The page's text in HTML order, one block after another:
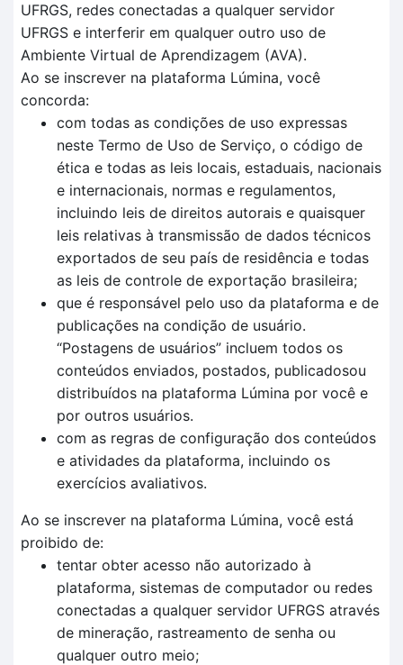
UFRGS, redes conectadas a qualquer servidor
UFRGS e interferir em qualquer outro uso de
Ambiente Virtual de Aprendizagem (AVA).
Ao se inscrever na plataforma Lúmina, você
concorda:
com todas as condições de uso expressas
neste Termo de Uso de Serviço, o código de
ética e todas as leis locais, estaduais, nacionais
e internacionais, normas e regulamentos,
incluindo leis de direitos autorais e quaisquer
leis relativas à transmissão de dados técnicos
exportados de seu país de residência e todas
as leis de controle de exportação brasileira;
que é responsável pelo uso da plataforma e de
publicações na condição de usuário.
“Postagens de usuários” incluem todos os
conteúdos enviados, postados, publicadosou
distribuídos na plataforma Lúmina por você e
por outros usuários.
com as regras de configuração dos conteúdos
e atividades da plataforma, incluindo os
exercícios avaliativos.
Ao se inscrever na plataforma Lúmina, você está
proibido de:
tentar obter acesso não autorizado à
plataforma, sistemas de computador ou redes
conectadas a qualquer servidor UFRGS através
de mineração, rastreamento de senha ou
qualquer outro meio;